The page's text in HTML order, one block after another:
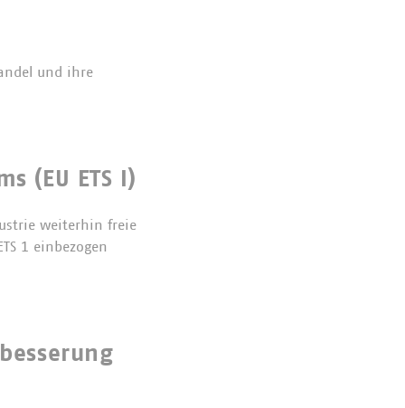
und ihre
(EU ETS I)
weiterhin freie
1 einbezogen